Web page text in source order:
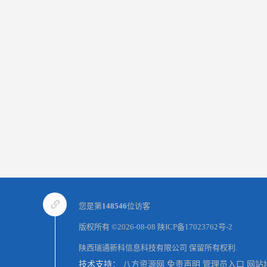
您是第148546位访客
版权所有 ©2026-08-08 陕ICP备17023762号-2
陕西瑞通新科信息科技有限公司 保留所有权利.
技术支持： 八方资源网 免责声明 管理员入口 网站